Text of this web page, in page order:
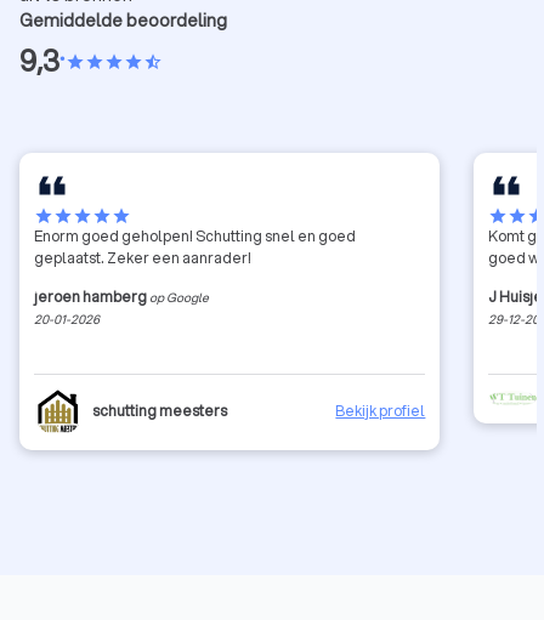
Gemiddelde beoordeling
9,3•starstarstarstarstar_half
starstarstarstarstar
Enorm goed geholpen! Schutting snel en goed
geplaatst. Zeker een aanrader!
jeroen hamberg op Google
20-01-2026
schutting meesters Bekijk profiel
starstar
Komt
goed
J
29-12-